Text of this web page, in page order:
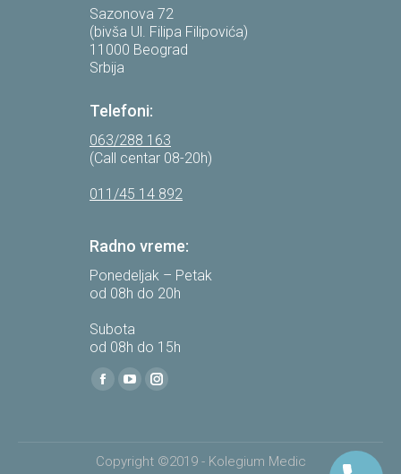
Sazonova 72
(bivša Ul. Filipa Filipovića)
11000 Beograd
Srbija
Telefoni:
063/288 163
(Call centar 08-20h)
011/45 14 892
Radno vreme:
Ponedeljak – Petak
od 08h do 20h
Subota
od 08h do 15h
Find us on:
Facebook
in
YouTube
in
Instagram
in
Copyright ©2019 - Kolegium Medic